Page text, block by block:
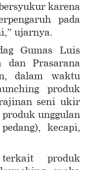
karena
pada
ujarnya.
Gumas Luis
dan Prasarana
dalam waktu
produk
seni ukir
unggulan
kecapi,
produk